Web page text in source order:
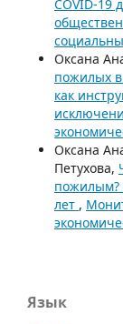
COVID-19
Оксана
пожилых в
как
Оксана
Петухова,
пожилым?
лет ,
Язык